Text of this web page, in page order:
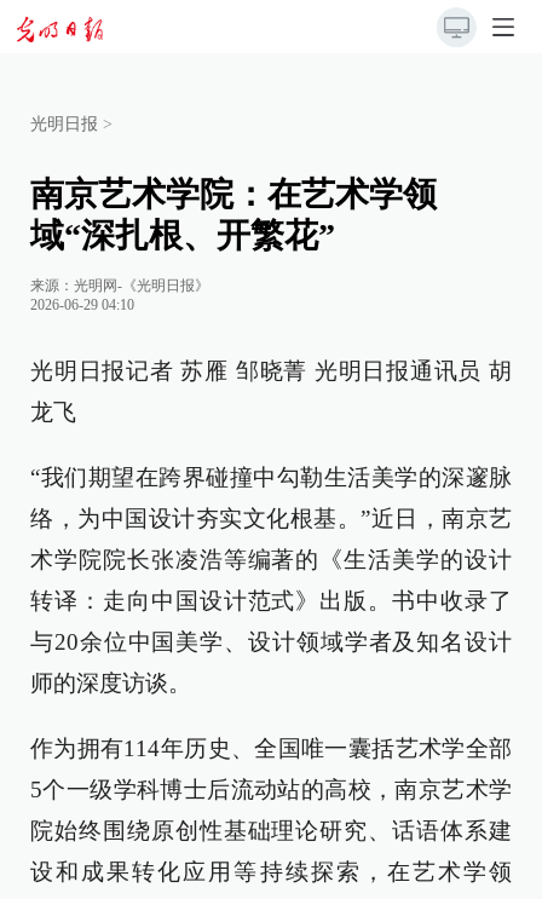
光明日报 >
南京艺术学院：在艺术学领
域“深扎根、开繁花”
来源： 光明网-《光明日报》
2026-06-29 04:10
光明日报记者 苏雁 邹晓菁 光明日报通讯员 胡
龙飞
“我们期望在跨界碰撞中勾勒生活美学的深邃脉
络，为中国设计夯实文化根基。”近日，南京艺
术学院院长张凌浩等编著的《生活美学的设计
转译：走向中国设计范式》出版。书中收录了
与20余位中国美学、设计领域学者及知名设计
师的深度访谈。
作为拥有114年历史、全国唯一囊括艺术学全部
5个一级学科博士后流动站的高校，南京艺术学
院始终围绕原创性基础理论研究、话语体系建
设和成果转化应用等持续探索，在艺术学领